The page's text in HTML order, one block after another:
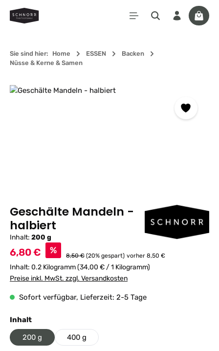
Zum Hauptinhalt springen
Sie sind hier: Home ESSEN
Backen
Nüsse & Kerne & Samen
Bildergalerie überspringen
Geschälte Mandeln -
halbiert
Inhalt: 200 g
Verkaufspreis:
6,80 € % Regulärer Preis:
8,50 € (20% gespart) vorher 8,50 €
Inhalt: 0.2 Kilogramm(34,00 € / 1 Kilogramm)
Preise inkl. MwSt. zzgl. Versandkosten
Sofort verfügbar, Lieferzeit: 2-5 Tage
Inhaltauswählen
200 g 400 g